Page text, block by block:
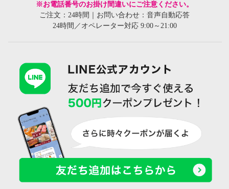
※お電話番号のお掛け間違いにご注意ください。
ご注文：24時間｜お問い合わせ：音声自動応答
24時間／オペレーター対応 9:00～21:00